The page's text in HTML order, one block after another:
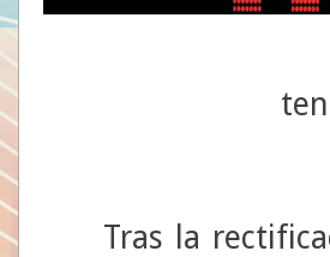
Tras la